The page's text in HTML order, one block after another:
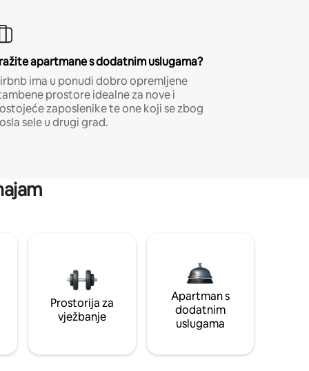
apartmane s dodatnim uslugama?
ima u ponudi dobro opremljene
prostore idealne za nove i
zaposlenike te one koji se zbog
sele u drugi grad.
Prostorija za
vježbanje
Apartman s
dodatnim
uslugama